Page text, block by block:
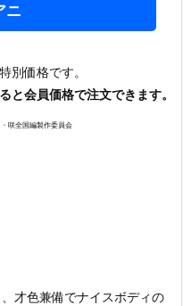
ニ
別価格です。
と会員価格で注文できます。
咲全国編製作委員会
才色兼備でナイスボディの